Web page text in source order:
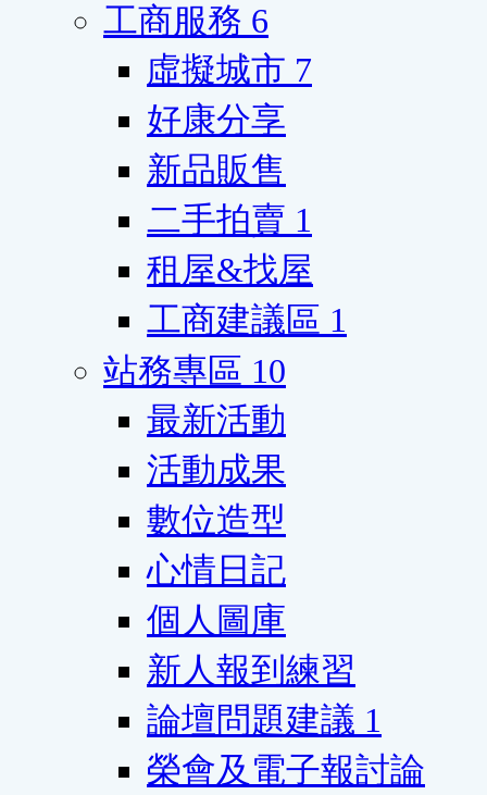
工商服務 6
虛擬城市 7
好康分享
新品販售
二手拍賣 1
租屋&找屋
工商建議區 1
站務專區 10
最新活動
活動成果
數位造型
心情日記
個人圖庫
新人報到練習
論壇問題建議 1
榮會及電子報討論